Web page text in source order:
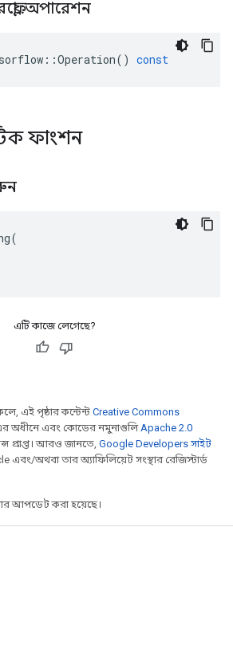
::অপারেশন
::Operation() const
ফাংশন
এটি কাজে লেগেছে?
এই পৃষ্ঠার কন্টেন্ট Creative Commons
অধীনে এবং কোডের নমুনাগুলিApache 2.0
প্রাপ্ত। আরও জানতে, Google Developers সাইট
এবং/অথবা তার অ্যাফিলিয়েট সংস্থার রেজিস্টার্ড
আপডেট করা হয়েছে।